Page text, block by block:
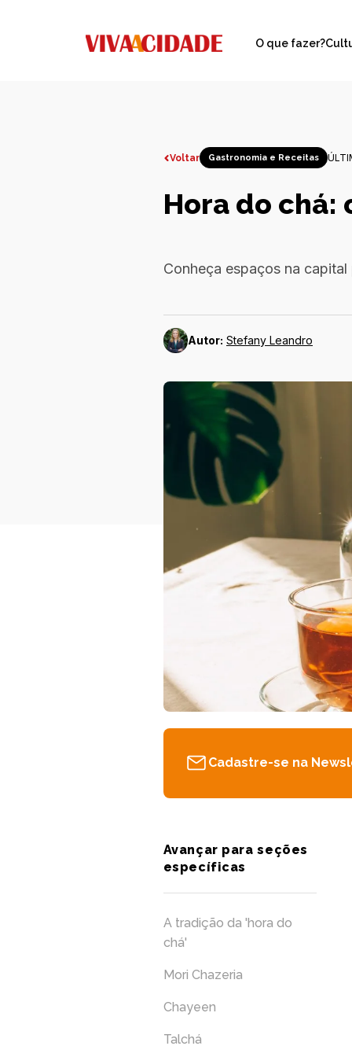
O que fazer?
Voltar Gastronomia e Receitas
Hora do chá:
Conheça espaços na
Autor: Stefany Leandro
Cadastre-se na
Avançar para seções
específicas
A tradição da 'hora do
chá'
Mori Chazeria
Chayeen
Talchá